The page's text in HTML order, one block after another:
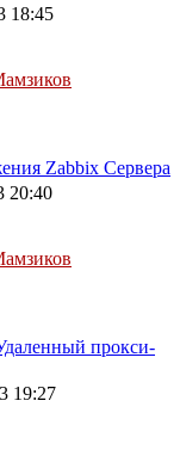
18:45
Zabbix Сервера
20:40
прокси-
19:27